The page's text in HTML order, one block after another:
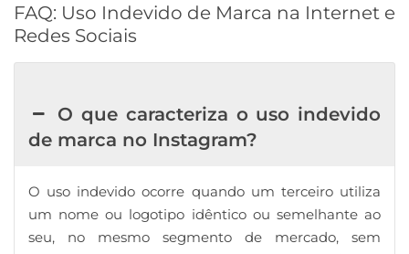
FAQ: Uso Indevido de Marca na Internet e
Redes Sociais
O que caracteriza o uso indevido
de marca no Instagram?
O uso indevido ocorre quando um terceiro utiliza
um nome ou logotipo idêntico ou semelhante ao
seu, no mesmo segmento de mercado, sem